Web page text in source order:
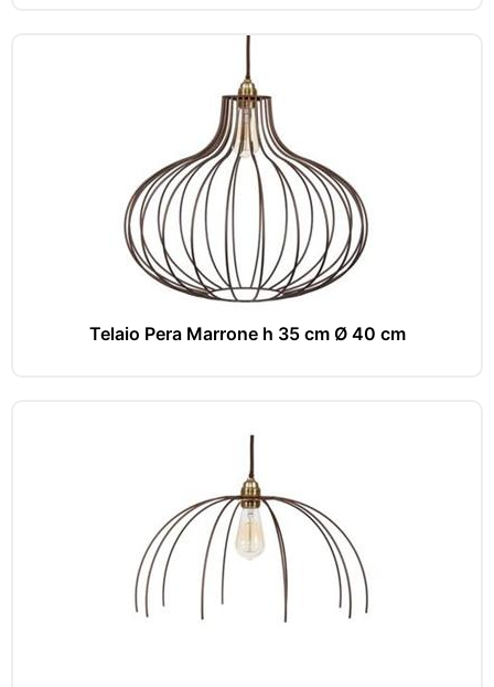
Telaio Pera Marrone h 35 cm Ø 40 cm